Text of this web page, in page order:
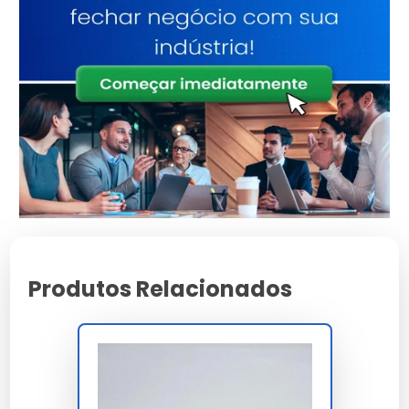
Atributo
Detalhes
Base Técnica
Estrutura reforçada
para uso contínuo
Certificação
Validado sob
rigorosos testes de
qualidade
Aplicação
Design versátil para
múltiplos cenários
Suporte
Consultoria
Especializada
periódica.
Facilidade de instalação e integração em sistemas
Produtos Relacionados